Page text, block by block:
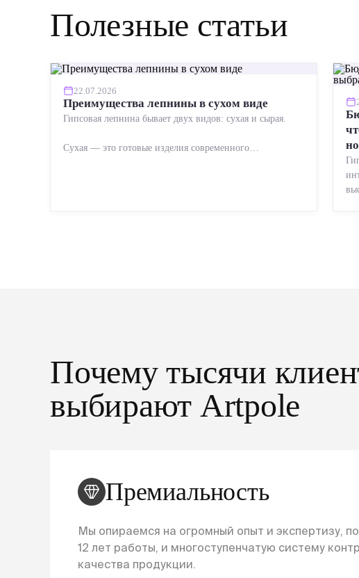
Полезные статьи
22.07.2026
Преимущества лепнины в сухом виде
Гипсовая лепнина бывает двух видов: сухая и сырая.
Сухая — это готовые изделия современного
Почему тысячи
выбирают Artpole
Премиальность
Мы опираемся на огромный опыт и экспертизу,
12 лет работы, и многоступенчатую систему
качества продукции.